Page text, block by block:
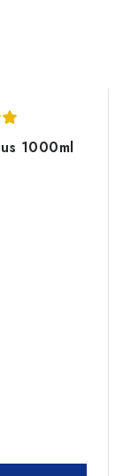
1000ml